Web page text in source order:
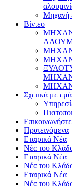
Μηχανή
Βίντεο
Σχετικά με
Προτεινόμενα
Εταιρικά Νέα
Νέα του
Εταιρικά Νέα
Νέα του
Εταιρικά Νέα
Νέα του